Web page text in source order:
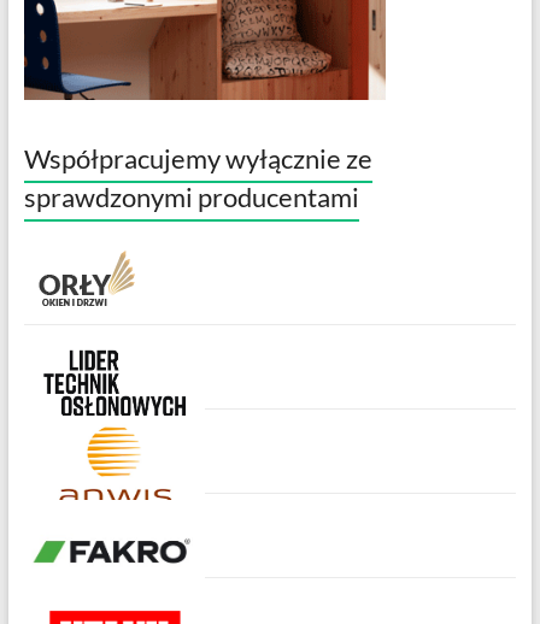
Współpracujemy wyłącznie ze
sprawdzonymi producentami